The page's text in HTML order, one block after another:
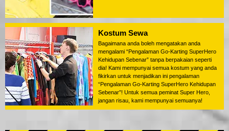
Kostum Sewa
Bagaimana anda boleh mengatakan anda
mengalami “Pengalaman Go-Karting SuperHero
Kehidupan Sebenar” tanpa berpakaian seperti
dia! Kami mempunyai semua kostum yang anda
fikirkan untuk menjadikan ini pengalaman
“Pengalaman Go-Karting SuperHero Kehidupan
Sebenar”! Untuk semua peminat Super Hero,
jangan risau, kami mempunyai semuanya!